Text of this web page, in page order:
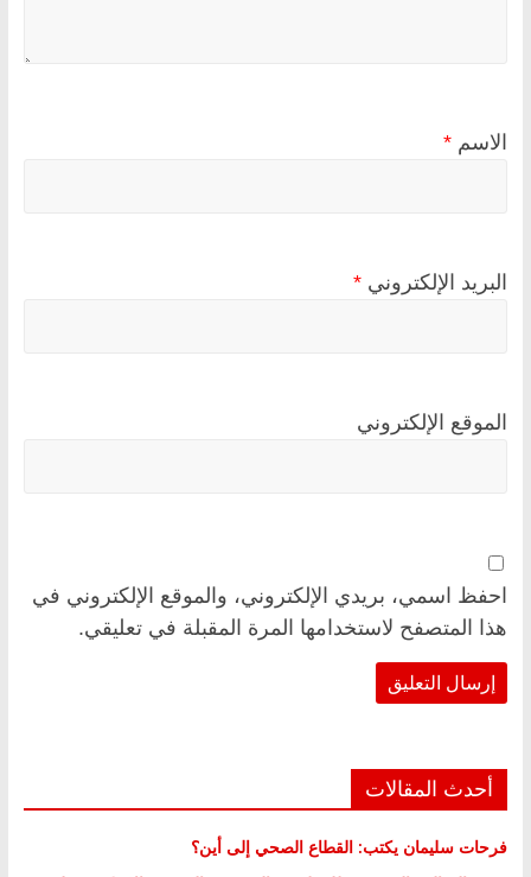
الاسم *
البريد الإلكتروني *
الموقع الإلكتروني
احفظ اسمي، بريدي الإلكتروني، والموقع الإلكتروني في
هذا المتصفح لاستخدامها المرة المقبلة في تعليقي.
أحدث المقالات
فرحات سليمان يكتب: القطاع الصحي إلى أين؟